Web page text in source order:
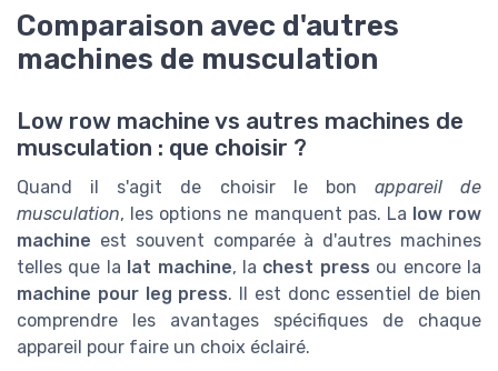
Comparaison avec d'autres
machines de musculation
Low row machine vs autres machines de
musculation : que choisir ?
Quand il s'agit de choisir le bon appareil de
musculation, les options ne manquent pas. La low row
machine est souvent comparée à d'autres machines
telles que la lat machine, la chest press ou encore la
machine pour leg press. Il est donc essentiel de bien
comprendre les avantages spécifiques de chaque
appareil pour faire un choix éclairé.